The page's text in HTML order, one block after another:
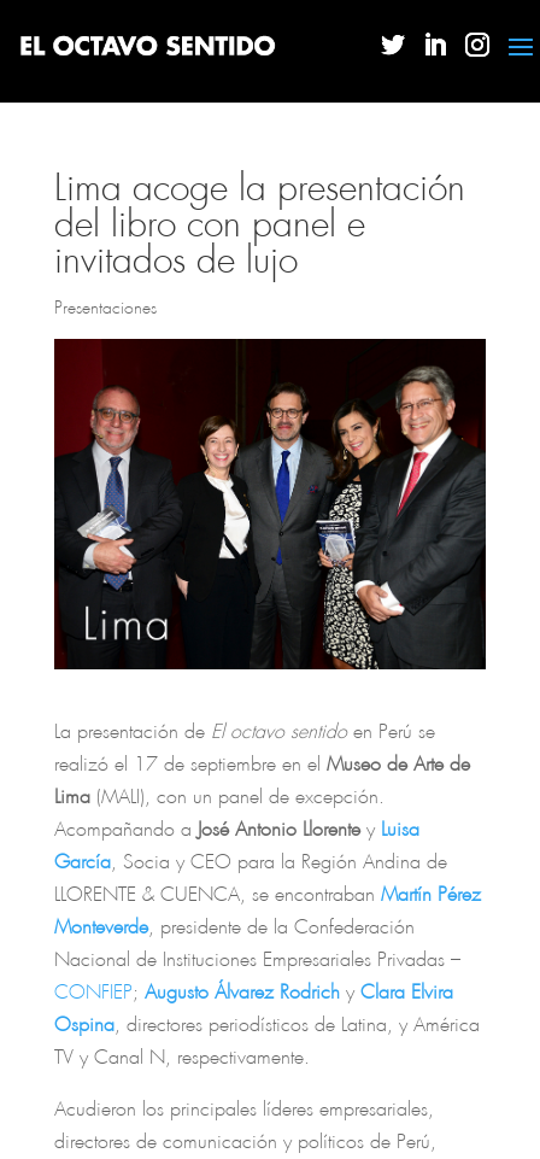
Lima acoge la presentación
del libro con panel e
invitados de lujo
Presentaciones
La presentación de El octavo sentidoen Perú se
realizó el 17 de septiembre en el Museo de Arte de
Lima(MALI), con un panel de excepción.
Acompañando a José Antonio Llorentey Luisa
García, Socia y CEO para la Región Andina de
LLORENTE & CUENCA, se encontraban Martín Pérez
Monteverde, presidente de la Confederación
Nacional de Instituciones Empresariales Privadas –
CONFIEP; Augusto Álvarez Rodrichy Clara Elvira
Ospina, directores periodísticos de Latina, y América
TV y Canal N, respectivamente.
Acudieron los principales líderes empresariales,
directores de comunicación y políticos de Perú,